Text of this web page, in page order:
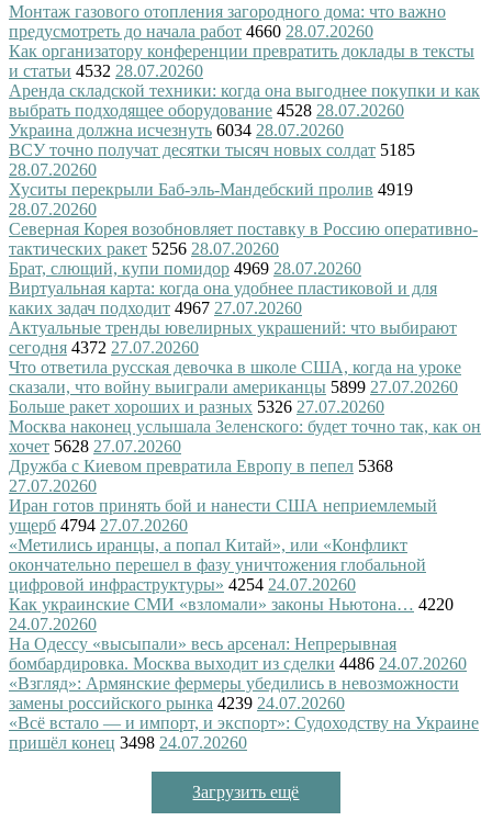
Монтаж газового отопления загородного дома: что важно
предусмотреть до начала работ 4660 28.07.20260
Как организатору конференции превратить доклады в тексты
и статьи 4532 28.07.20260
Аренда складской техники: когда она выгоднее покупки и как
выбрать подходящее оборудование 4528 28.07.20260
Украина должна исчезнуть 6034 28.07.20260
ВСУ точно получат десятки тысяч новых солдат 5185
28.07.20260
Хуситы перекрыли Баб-эль-Мандебский пролив 4919
28.07.20260
Северная Корея возобновляет поставку в Россию оперативно-
тактических ракет 5256 28.07.20260
Брат, слющий, купи помидор 4969 28.07.20260
Виртуальная карта: когда она удобнее пластиковой и для
каких задач подходит 4967 27.07.20260
Актуальные тренды ювелирных украшений: что выбирают
сегодня 4372 27.07.20260
Что ответила русская девочка в школе США, когда на уроке
сказали, что войну выиграли американцы 5899 27.07.20260
Больше ракет хороших и разных 5326 27.07.20260
Москва наконец услышала Зеленского: будет точно так, как он
хочет 5628 27.07.20260
Дружба с Киевом превратила Европу в пепел 5368
27.07.20260
Иран готов принять бой и нанести США неприемлемый
ущерб 4794 27.07.20260
«Метились иранцы, а попал Китай», или «Конфликт
окончательно перешел в фазу уничтожения глобальной
цифровой инфраструктуры» 4254 24.07.20260
Как украинские СМИ «взломали» законы Ньютона… 4220
24.07.20260
На Одессу «высыпали» весь арсенал: Непрерывная
бомбардировка. Москва выходит из сделки 4486 24.07.20260
«Взгляд»: Армянские фермеры убедились в невозможности
замены российского рынка 4239 24.07.20260
«Всё встало — и импорт, и экспорт»: Судоходству на Украине
пришёл конец 3498 24.07.20260
Загрузить ещё